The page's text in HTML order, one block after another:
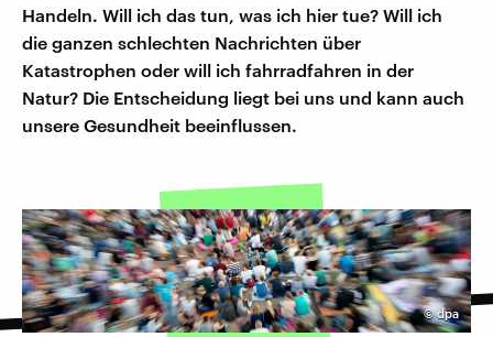
Handeln. Will ich das tun, was ich hier tue? Will ich
die ganzen schlechten Nachrichten über
Katastrophen oder will ich fahrradfahren in der
Natur? Die Entscheidung liegt bei uns und kann auch
unsere Gesundheit beeinflussen.
©dpa